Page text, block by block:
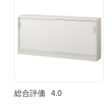
総合評価 4.0